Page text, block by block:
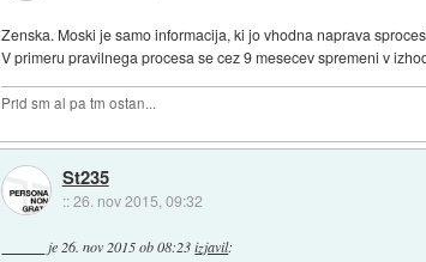
Zenska. Moski je samo informacija, ki jo vhodna naprava
V primeru pravilnega procesa se cez 9 mesecev spremeni v
Prid sm al pa tm ostan...
St235
::26. nov 2015, 09:32
je 26. nov 2015 ob 08:23 izjavil: